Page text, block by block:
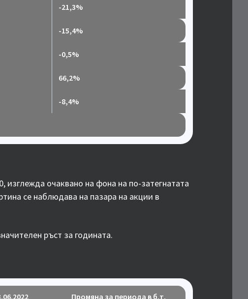
-21,3%
-15,4%
-0,5%
66,2%
-8,4%
очаквано на фона на по-затегнатата
се наблюдава на пазара на акции в
ръст за годината.
Промяна за периода в б.т.